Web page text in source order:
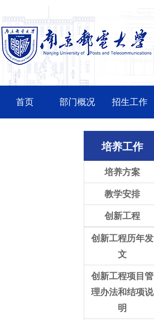
首页 部门概况 招生工作
培养工作
培养方案
教学安排
创新工程
创新工程历年发
文
创新工程项目管
理办法和结项说
明